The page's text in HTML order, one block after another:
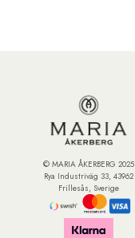
© MARIA ÅKERBERG 2025
Rya Industriväg 33, 43962
Frillesås, Sverige